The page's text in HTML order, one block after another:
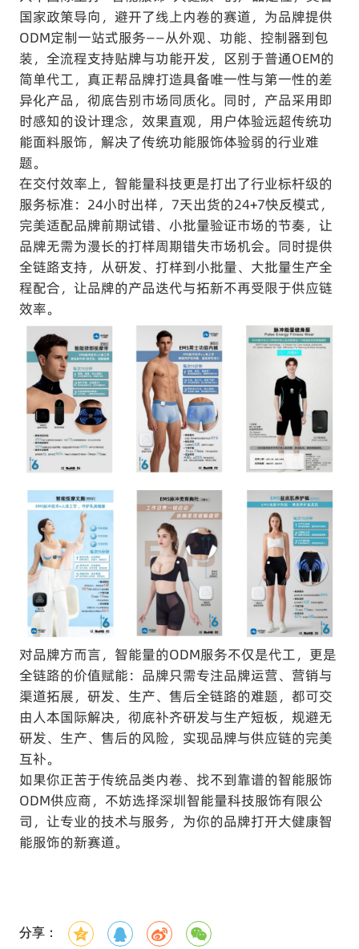
国家政策导向，避开了线上内卷的赛道，为品牌提供
ODM定制一站式服务——从外观、功能、控制器到包
装，全流程支持贴牌与功能开发，区别于普通OEM的
简单代工，真正帮品牌打造具备唯一性与第一性的差
异化产品，彻底告别市场同质化。同时，产品采用即
时感知的设计理念，效果直观，用户体验远超传统功
能面料服饰，解决了传统功能服饰体验弱的行业难
题。
在交付效率上，智能量科技更是打出了行业标杆级的
服务标准：24小时出样，7天出货的24+7快反模式，
完美适配品牌前期试错、小批量验证市场的节奏，让
品牌无需为漫长的打样周期错失市场机会。同时提供
全链路支持，从研发、打样到小批量、大批量生产全
程配合，让品牌的产品迭代与拓新不再受限于供应链
效率。
对品牌方而言，智能量的ODM服务不仅是代工，更是
全链路的价值赋能：品牌只需专注品牌运营、营销与
渠道拓展，研发、生产、售后全链路的难题，都可交
由人本国际解决，彻底补齐研发与生产短板，规避无
研发、生产、售后的风险，实现品牌与供应链的完美
互补。
如果你正苦于传统品类内卷、找不到靠谱的智能服饰
ODM供应商，不妨选择深圳智能量科技服饰有限公
司，让专业的技术与服务，为你的品牌打开大健康智
能服饰的新赛道。
分享：